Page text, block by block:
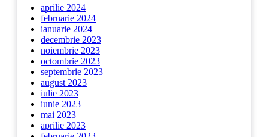
aprilie 2024
februarie 2024
ianuarie 2024
decembrie 2023
noiembrie 2023
octombrie 2023
septembrie 2023
august 2023
iulie 2023
iunie 2023
mai 2023
aprilie 2023